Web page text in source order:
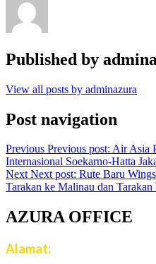
Published by
View all posts by adminazura
Post navigation
Previous Previous post: Air Asia
Internasional Soekarno-Hatta
Next Next post: Rute Baru
Tarakan ke Malinau dan Tarakan
AZURA OFFICE
Alamat: